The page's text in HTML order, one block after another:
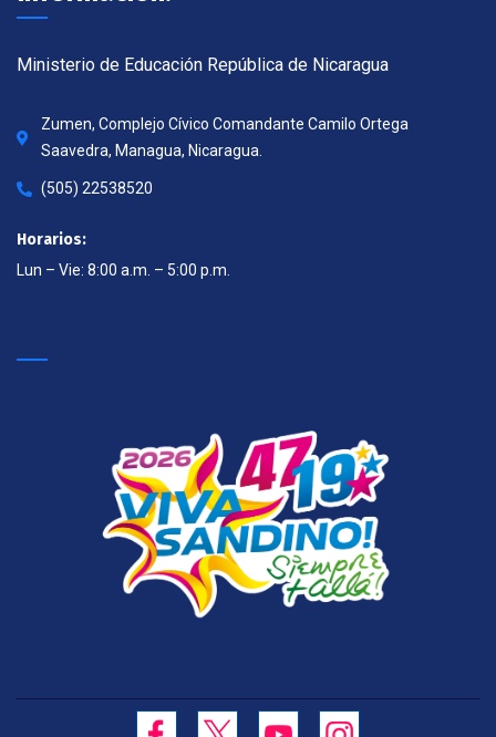
Ministerio de Educación República de Nicaragua
Zumen, Complejo Cívico Comandante Camilo Ortega
Saavedra, Managua, Nicaragua.
(505) 22538520
Horarios:
Lun – Vie: 8:00 a.m. – 5:00 p.m.